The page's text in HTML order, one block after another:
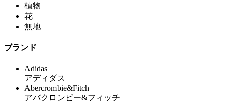
植物
花
無地
ブランド
Adidas
アディダス
Abercrombie&Fitch
アバクロンビー&フィッチ